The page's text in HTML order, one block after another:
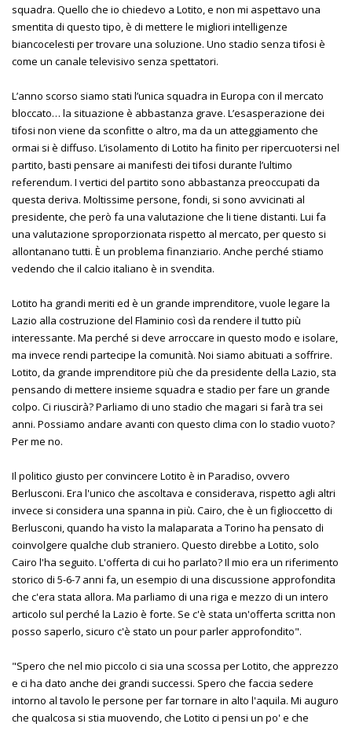
squadra. Quello che io chiedevo a Lotito, e non mi aspettavo una
smentita di questo tipo, è di mettere le migliori intelligenze
biancocelesti per trovare una soluzione. Uno stadio senza tifosi è
come un canale televisivo senza spettatori.
L’anno scorso siamo stati l’unica squadra in Europa con il mercato
bloccato… la situazione è abbastanza grave. L’esasperazione dei
tifosi non viene da sconfitte o altro, ma da un atteggiamento che
ormai si è diffuso. L’isolamento di Lotito ha finito per ripercuotersi nel
partito, basti pensare ai manifesti dei tifosi durante l’ultimo
referendum. I vertici del partito sono abbastanza preoccupati da
questa deriva. Moltissime persone, fondi, si sono avvicinati al
presidente, che però fa una valutazione che li tiene distanti. Lui fa
una valutazione sproporzionata rispetto al mercato, per questo si
allontanano tutti. È un problema finanziario. Anche perché stiamo
vedendo che il calcio italiano è in svendita.
Lotito ha grandi meriti ed è un grande imprenditore, vuole legare la
Lazio alla costruzione del Flaminio così da rendere il tutto più
interessante. Ma perché si deve arroccare in questo modo e isolare,
ma invece rendi partecipe la comunità. Noi siamo abituati a soffrire.
Lotito, da grande imprenditore più che da presidente della Lazio, sta
pensando di mettere insieme squadra e stadio per fare un grande
colpo. Ci riuscirà? Parliamo di uno stadio che magari si farà tra sei
anni. Possiamo andare avanti con questo clima con lo stadio vuoto?
Per me no.
Il politico giusto per convincere Lotito è in Paradiso, ovvero
Berlusconi. Era l'unico che ascoltava e considerava, rispetto agli altri
invece si considera una spanna in più. Cairo, che è un figlioccetto di
Berlusconi, quando ha visto la malaparata a Torino ha pensato di
coinvolgere qualche club straniero. Questo direbbe a Lotito, solo
Cairo l'ha seguito. L'offerta di cui ho parlato? Il mio era un riferimento
storico di 5-6-7 anni fa, un esempio di una discussione approfondita
che c'era stata allora. Ma parliamo di una riga e mezzo di un intero
articolo sul perché la Lazio è forte. Se c'è stata un'offerta scritta non
posso saperlo, sicuro c'è stato un pour parler approfondito".
"Spero che nel mio piccolo ci sia una scossa per Lotito, che apprezzo
e ci ha dato anche dei grandi successi. Spero che faccia sedere
intorno al tavolo le persone per far tornare in alto l'aquila. Mi auguro
che qualcosa si stia muovendo, che Lotito ci pensi un po' e che